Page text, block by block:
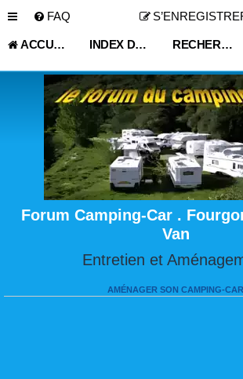
FAQ
ACCUEIL INDEX DU FORUM RECHERCHER
Forum Camping-Car .
Van
Entretien et
AMÉNAGER SON CAMPING-CAR